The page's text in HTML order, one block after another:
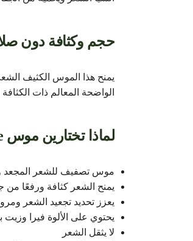
حجم وكثافة دون
يمنح هذا الموس الكثيف
الواضحة المعالم ذات الكثافة
لماذا تختارين موس VOAM Volumizing Mousse؟
موس تصفيف للشعر المجعد
يمنح الشعر كثافة ورفعًا من
يعزز تحديد تجعيد الشعر
يحتوي على الألوة فيرا وزيت
لا يثقل الشعر